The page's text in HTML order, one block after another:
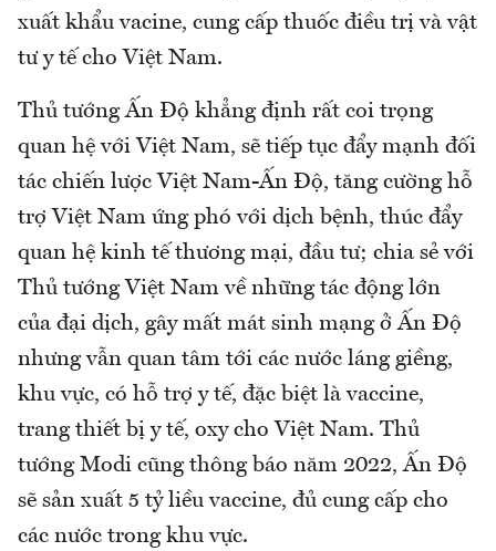
xuất khẩu vacine, cung cấp thuốc điều trị và vật
tư y tế cho Việt Nam.
Thủ tướng Ấn Độ khẳng định rất coi trọng
quan hệ với Việt Nam, sẽ tiếp tục đẩy mạnh đối
tác chiến lược Việt Nam-Ấn Độ, tăng cường hỗ
trợ Việt Nam ứng phó với dịch bệnh, thúc đẩy
quan hệ kinh tế thương mại, đầu tư; chia sẻ với
Thủ tướng Việt Nam về những tác động lớn
của đại dịch, gây mất mát sinh mạng ở Ấn Độ
nhưng vẫn quan tâm tới các nước láng giềng,
khu vực, có hỗ trợ y tế, đặc biệt là vaccine,
trang thiết bị y tế, oxy cho Việt Nam. Thủ
tướng Modi cũng thông báo năm 2022, Ấn Độ
sẽ sản xuất 5 tỷ liều vaccine, đủ cung cấp cho
các nước trong khu vực.